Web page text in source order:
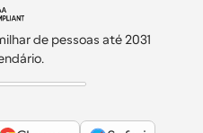
de pessoas até 2031